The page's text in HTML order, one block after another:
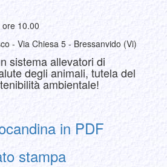
10.00
- Via Chiesa 5 - Bressanvido (Vi)
sistema allevatori di
degli animali, tutela del
ambientale!
in PDF
stampa